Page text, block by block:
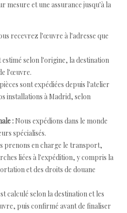
mesure et une assurance jusqu'à la
recevrez l'œuvre à l'adresse que
estimé selon l'origine, la destination
l'œuvre.
sont expédiées depuis l'atelier
installations à Madrid, selon
: Nous expédions dans le monde
spécialisés.
prenons en charge le transport,
liées à l'expédition, y compris la
et des droits de douane
calculé selon la destination et les
puis confirmé avant de finaliser